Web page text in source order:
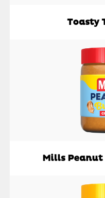
Toasty
Mills